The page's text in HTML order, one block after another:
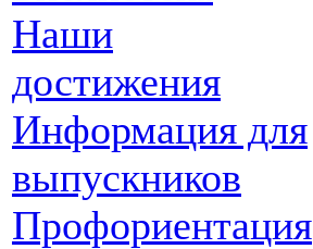
Наши
достижения
Информация для
выпускников
Профориентация